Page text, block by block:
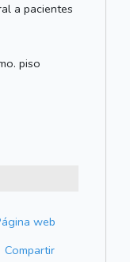
a pacientes
piso
web
Compartir